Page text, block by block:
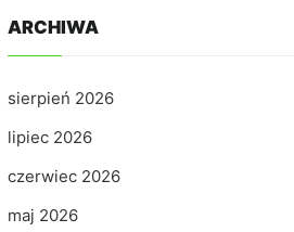
ARCHIWA
sierpień 2026
lipiec 2026
czerwiec 2026
maj 2026